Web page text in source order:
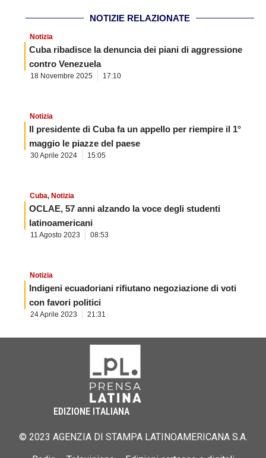
NOTIZIE RELAZIONATE
Notizia
Cuba ribadisce la denuncia dei piani di aggressione
contro Venezuela
18 Novembre 2025 17:10
Notizia
Il presidente di Cuba fa un appello per riempire il 1°
maggio le piazze del paese
30 Aprile 2024 15:05
Cuba, Notizia
OCLAE, 57 anni alzando la voce degli studenti
latinoamericani
11 Agosto 2023 08:53
Notizia
Indigeni ecuadoriani rifiutano negoziazione di voti
con favori politici
24 Aprile 2023 21:31
EDIZIONE ITALIANA
© 2023 AGENZIA DI STAMPA LATINOAMERICANA S.A.